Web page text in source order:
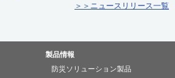
航空機「D-HOPE Ⅰ－J01型」が無人航
新製品
ャップと音量調整ダイヤルを搭載、
＞＞ニュースリリース一覧
製品情報
防災ソリューション製品